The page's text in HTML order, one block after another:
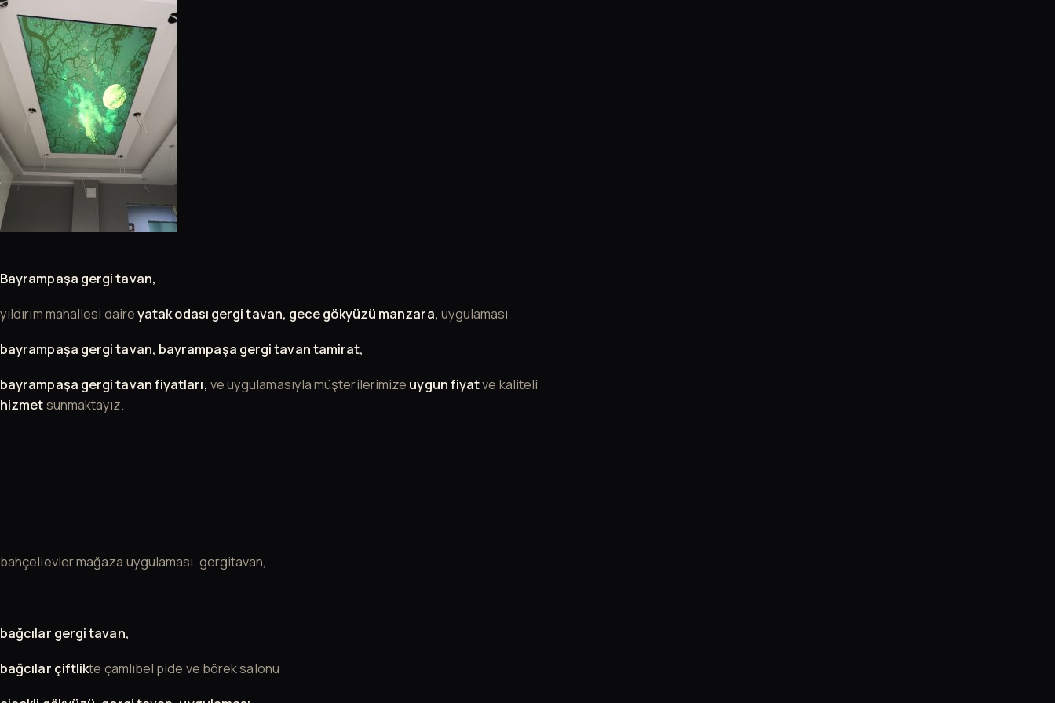
Bayrampaşa gergi tavan,
yıldırım mahallesi daireyatak odası gergi tavan, gece gökyüzü manzara, uygulaması
bayrampaşa gergi tavan, bayrampaşa gergi tavan tamirat,
bayrampaşa gergi tavan fiyatları, ve uygulamasıyla müşterilerimize uygun fiyatve kaliteli
hizmetsunmaktayız.
bahçelievler mağaza uygulaması. gergitavan,
bağcılar gergi tavan,
bağcılar çiftlikte çamlıbel pide ve börek salonu